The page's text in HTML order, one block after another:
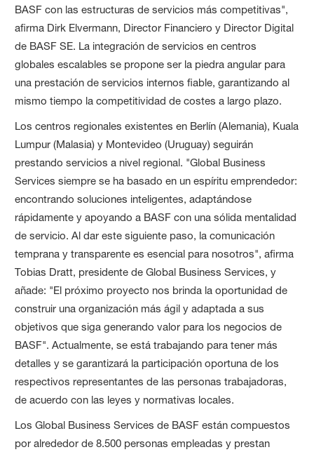
BASF con las estructuras de servicios más competitivas",
afirma Dirk Elvermann, Director Financiero y Director Digital
de BASF SE. La integración de servicios en centros
globales escalables se propone ser la piedra angular para
una prestación de servicios internos fiable, garantizando al
mismo tiempo la competitividad de costes a largo plazo.
Los centros regionales existentes en Berlín (Alemania), Kuala
Lumpur (Malasia) y Montevideo (Uruguay) seguirán
prestando servicios a nivel regional. "Global Business
Services siempre se ha basado en un espíritu emprendedor:
encontrando soluciones inteligentes, adaptándose
rápidamente y apoyando a BASF con una sólida mentalidad
de servicio. Al dar este siguiente paso, la comunicación
temprana y transparente es esencial para nosotros", afirma
Tobias Dratt, presidente de Global Business Services, y
añade: "El próximo proyecto nos brinda la oportunidad de
construir una organización más ágil y adaptada a sus
objetivos que siga generando valor para los negocios de
BASF". Actualmente, se está trabajando para tener más
detalles y se garantizará la participación oportuna de los
respectivos representantes de las personas trabajadoras,
de acuerdo con las leyes y normativas locales.
Los Global Business Services de BASF están compuestos
por alrededor de 8.500 personas empleadas y prestan